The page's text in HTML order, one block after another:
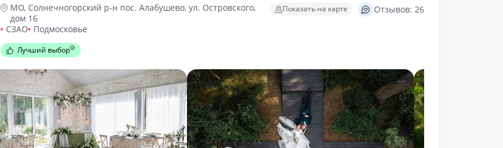
МО, Солнечногорский р-н пос. Алабушево, ул. Островского,
дом 16
СЗАО Подмосковье
Показать на карте
Отзывов: 26
Лучший выбор